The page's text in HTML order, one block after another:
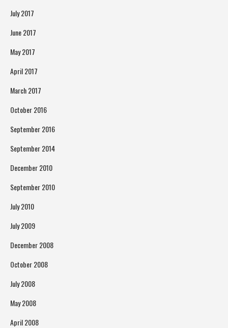
July 2017
June 2017
May 2017
April 2017
March 2017
October 2016
September 2016
September 2014
December 2010
September 2010
July 2010
July 2009
December 2008
October 2008
July 2008
May 2008
April 2008